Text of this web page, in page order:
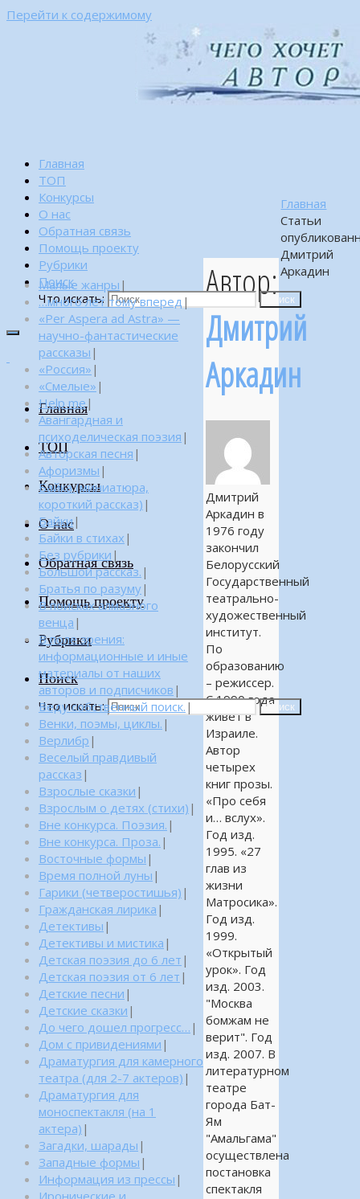
Перейти к содержимому
Главная
ТОП
Конкурсы
О нас
Обратная связь
Помощь проекту
Рубрики
Поиск
Что искать:
Поиск
Главная
ТОП
Конкурсы
О нас
Обратная связь
Помощь проекту
Рубрики
Поиск
Что искать: Поиск
Главная
Статьи
Дмитрий
Аркадин
Автор:
Дмитрий
Аркадин
Дмитрий
Аркадин в
1976 году
закончил
Белорусский
Государственный
театрально-
художественный
институт.
По
образованию
– режиссер.
С 1990 года
живет в
Израиле.
Автор
четырех
книг прозы.
«Про себя
и… вслух».
Год изд.
1995. «27
глав из
жизни
Матросика».
Год изд.
1999.
«Открытый
урок». Год
изд. 2003.
"Москва
бомжам не
верит". Год
изд. 2007. В
литературном
театре
города Бат-
Ям
"Амальгама"
осуществлена
постановка
спектакля
Малые жанры |
…много лет тому вперед |
«Per Aspera ad Astra» —
научно-фантастические
рассказы |
«Россия» |
«Смелые» |
Help me|
Авангардная и
психоделическая поэзия |
Авторская песня |
Афоризмы |
Байка (миниатюра,
короткий рассказ) |
Байки|
Байки в стихах |
Без рубрики |
Большой рассказ. |
Братья по разуму|
В поисках алмазного
венца |
В поле зрения:
информационные и иные
материалы от наших
авторов и подписчиков |
Веду собственный поиск. |
Венки, поэмы, циклы. |
Верлибр |
Веселый правдивый
рассказ |
Взрослые сказки |
Взрослым о детях (стихи) |
Вне конкурса. Поэзия. |
Вне конкурса. Проза. |
Восточные формы |
Время полной луны |
Гарики (четверостишья) |
Гражданская лирика |
Детективы |
Детективы и мистика |
Детская поэзия до 6 лет |
Детская поэзия от 6 лет |
Детские песни |
Детские сказки |
До чего дошел прогресс… |
Дом с привидениями |
Драматургия для камерного
театра (для 2-7 актеров) |
Драматургия для
моноспектакля (на 1
актера) |
Загадки, шарады |
Западные формы |
Информация из прессы |
Иронические и